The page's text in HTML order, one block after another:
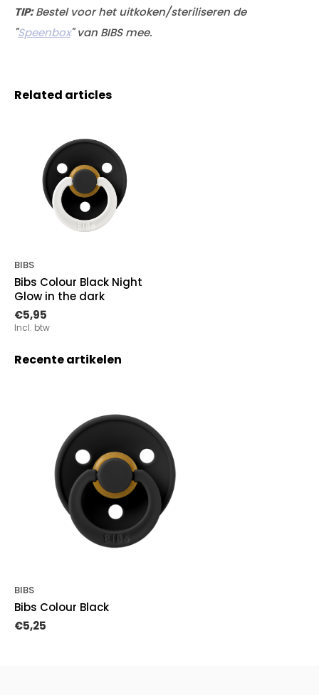
TIP:Bestel voor het uitkoken/steriliseren de
"Speenbox" van BIBS mee.
Related articles
BIBS
Bibs Colour Black Night
Glow in the dark
€5,95
Incl. btw
Recente artikelen
BIBS
Bibs Colour Black
€5,25